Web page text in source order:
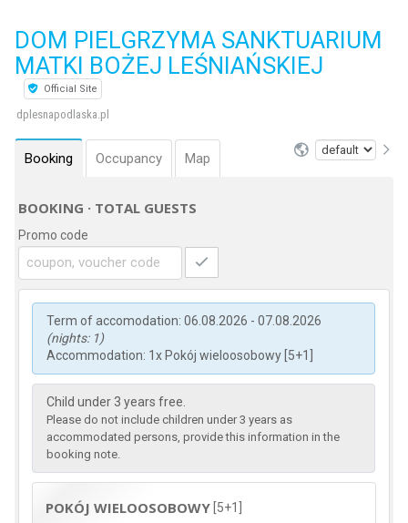
DOM PIELGRZYMA SANKTUARIUM
MATKI BOŻEJ LEŚNIAŃSKIEJ
Official Site
dplesnapodlaska.pl
Booking Occupancy Map
BOOKING · TOTAL GUESTS
Promo code
Term of accomodation: 06.08.2026 - 07.08.2026
(nights: 1)
Accommodation: 1x Pokój wieloosobowy [5+1]
Child under 3 years free.
Please do not include children under 3 years as
accommodated persons, provide this information in the
booking note.
POKÓJ WIELOOSOBOWY [5+1]